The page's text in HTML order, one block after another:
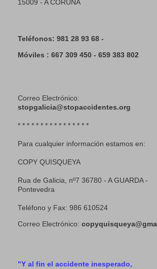
15009 - A CORUÑA
Teléfonos: 981 28 93 68 -
Móviles : 667 309 450 - 659 383 802
Correo Electrónico:
stopgalicia@stopaccidentes.org
* * * * * * * * * * * * * * * *
Para cualquier información estamos en:
COPY QUISQUEYA
Rua de Galicia, nº7 36780 - A GUARDA -
Pontevedra
Teléfono y Fax: 986 610524
Correo Electrónico:
"Y al fin el accidente inesperado,